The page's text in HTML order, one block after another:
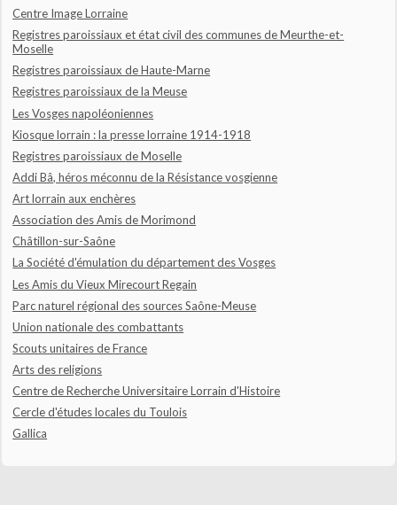
Centre Image Lorraine
Registres paroissiaux et état civil des communes de Meurthe-et-
Moselle
Registres paroissiaux de Haute-Marne
Registres paroissiaux de la Meuse
Les Vosges napoléoniennes
Kiosque lorrain : la presse lorraine 1914-1918
Registres paroissiaux de Moselle
Addi Bâ, héros méconnu de la Résistance vosgienne
Art lorrain aux enchères
Association des Amis de Morimond
Châtillon-sur-Saône
La Société d'émulation du département des Vosges
Les Amis du Vieux Mirecourt Regain
Parc naturel régional des sources Saône-Meuse
Union nationale des combattants
Scouts unitaires de France
Arts des religions
Centre de Recherche Universitaire Lorrain d'Histoire
Cercle d'études locales du Toulois
Gallica